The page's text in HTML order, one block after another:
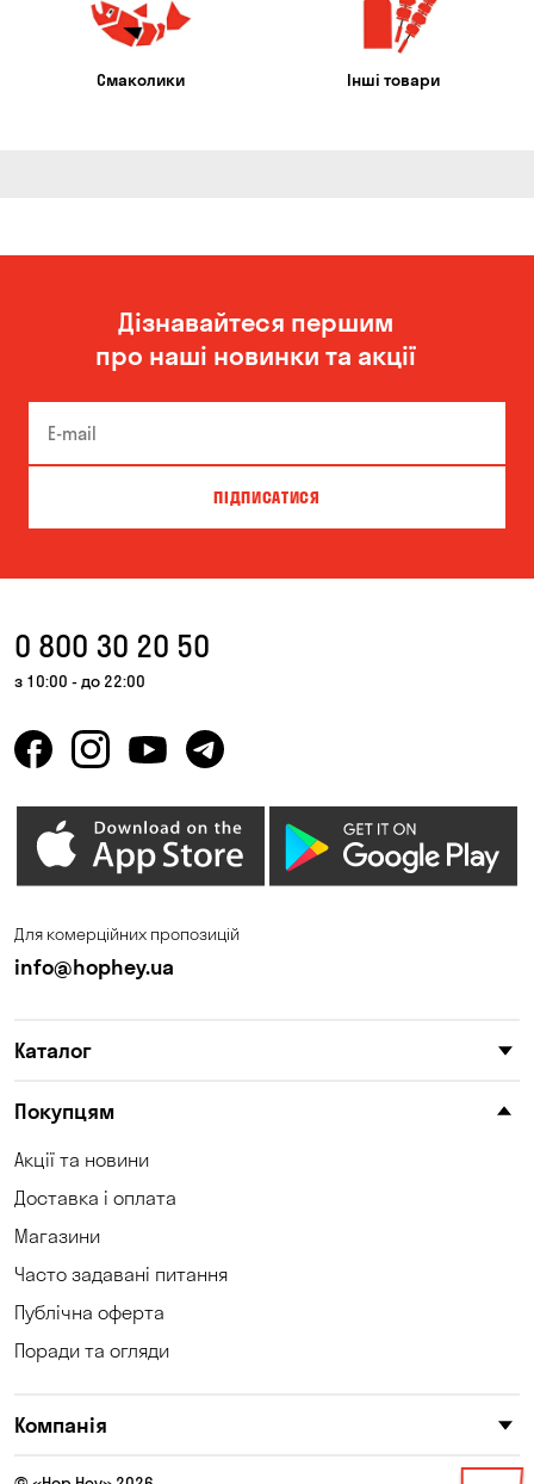
Смаколики Інші товари
Дізнавайтеся першим
про наші новинки та акції
ПІДПИСАТИСЯ
0 800 30 20 50
з 10:00 - до 22:00
Для комерційних пропозицій
info@hophey.ua
Каталог
Покупцям
Акції та новини
Доставка і оплата
Магазини
Часто задавані питання
Публічна оферта
Поради та огляди
Компанія